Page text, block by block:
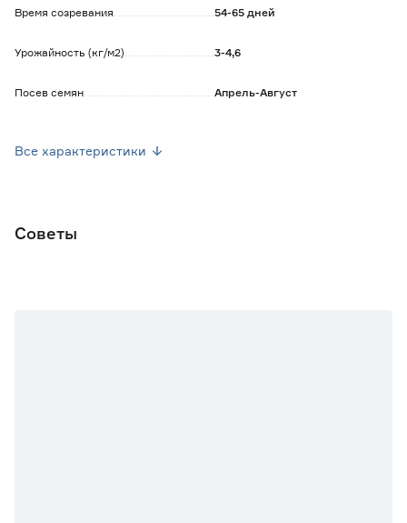
Время созревания 54-65 дней
Урожайность (кг/м2) 3-4,6
Посев семян Апрель-Август
Все характеристики
Советы